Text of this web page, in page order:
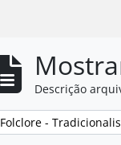
Descrição
Remover filtro:
Folclore -